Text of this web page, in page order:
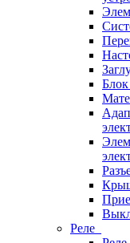
Реле